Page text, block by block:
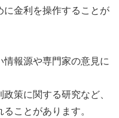
に金利を操作することが
報源や専門家の意見に
策に関する研究など、
ことがあります。